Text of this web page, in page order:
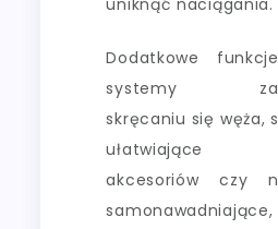
Dodatkowe
systemy
skręcaniu się węża,
ułatwiające
akcesoriów czy